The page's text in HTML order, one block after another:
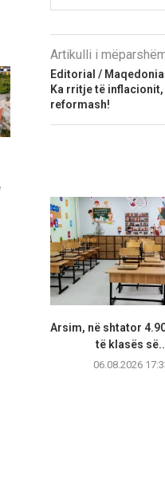
Artikulli i
Editorial /
Ka rritje të
reformash!
Arsim, në shtator
të klasës
06.08.2026